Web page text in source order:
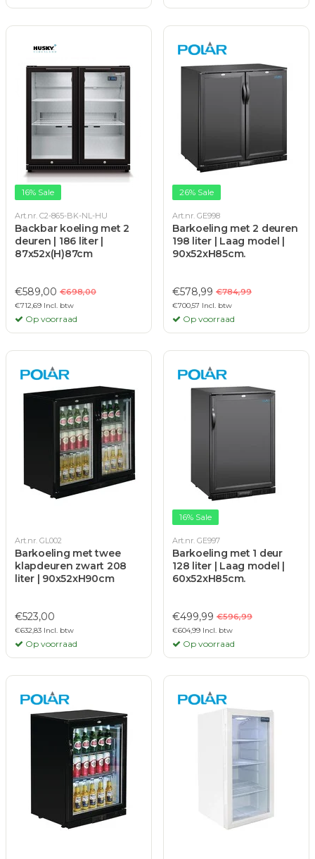
16% Sale
Art.nr. C2-865-BK-NL-HU
Backbar koeling met 2
deuren | 186 liter |
87x52x(H)87cm
€589,00 €698,00
€712,69 Incl. btw
Op voorraad
26% Sale
Art.nr. GE998
Barkoeling met 2 deuren
198 liter | Laag model |
90x52xH85cm.
€578,99 €784,99
€700,57 Incl. btw
Op voorraad
Art.nr. GL002
Barkoeling met twee
klapdeuren zwart 208
liter | 90x52xH90cm
€523,00
€632,83 Incl. btw
Op voorraad
16% Sale
Art.nr. GE997
Barkoeling met 1 deur
128 liter | Laag model |
60x52xH85cm.
€499,99 €596,99
€604,99 Incl. btw
Op voorraad